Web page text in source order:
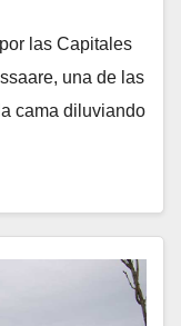
las Capitales
una de las
cama diluviando